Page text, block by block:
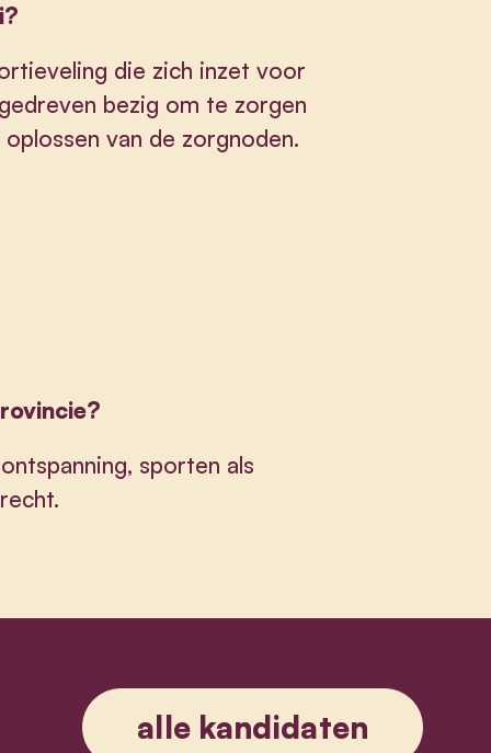
die zich inzet voor
bezig om te zorgen
van de zorgnoden.
sporten als
alle kandidaten